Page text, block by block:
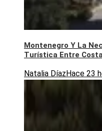
Montenegro Y La
Turística Entre
Natalia DíazHace 23